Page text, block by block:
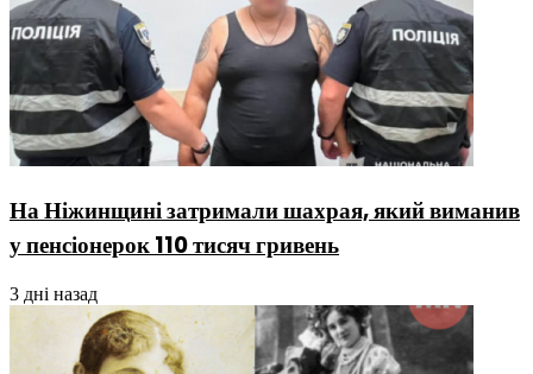
На Ніжинщині затримали шахрая, який виманив
у пенсіонерок 110 тисяч гривень
3 дні назад